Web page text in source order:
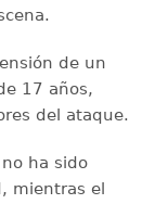
de un
17 años,
del ataque.
ha sido
mientras el